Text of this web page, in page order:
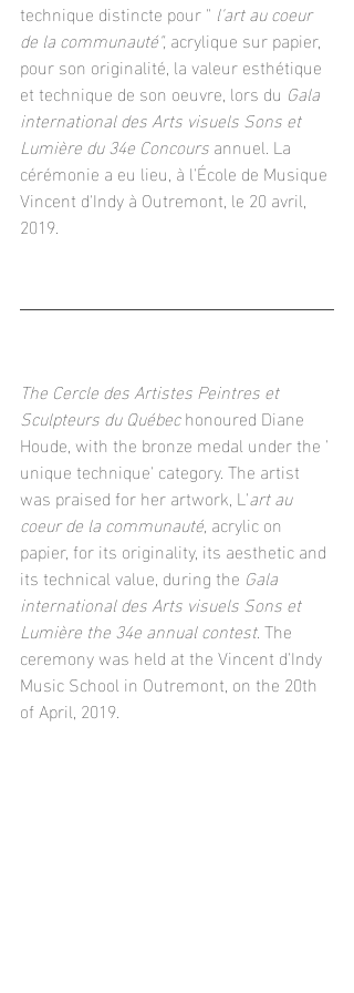
technique distincte pour " l'art au coeur
de la communauté", acrylique sur papier,
pour son originalité, la valeur esthétique
et technique de son oeuvre, lors du Gala
international des Arts visuels Sons et
Lumière du 34e Concours annuel. La
cérémonie a eu lieu, à l'École de Musique
Vincent d'Indy à Outremont, le 20 avril,
2019.
The Cercle des Artistes Peintres et
Sculpteurs du Québec honoured Diane
Houde, with the bronze medal under the '
unique technique' category. The artist
was praised for her artwork, L'art au
coeur de la communauté, acrylic on
papier, for its originality, its aesthetic and
its technical value, during the Gala
international des Arts visuels Sons et
Lumière the 34e annual contest. The
ceremony was held at the Vincent d'Indy
Music School in Outremont, on the 20th
of April, 2019.